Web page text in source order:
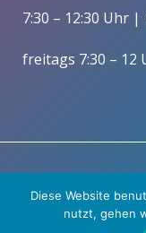
7:30 – 12:30 Uhr |
freitags 7:30 – 12
Diese Website
nutzt, gehen